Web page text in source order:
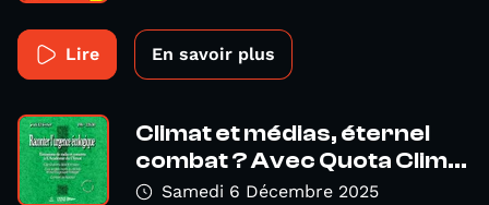
Lire En savoir plus
Climat et médias, éternel
combat ? Avec Quota Clim...
Samedi 6 Décembre 2025